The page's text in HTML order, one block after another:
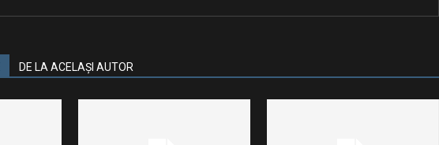
DE LA ACELAȘI AUTOR